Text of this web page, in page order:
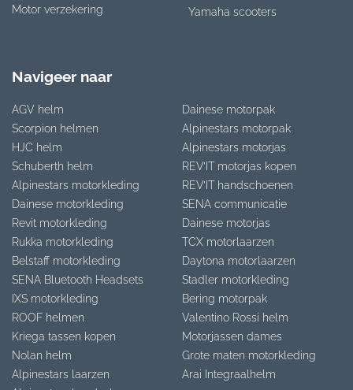
Motor verzekering
Yamaha scooters
Navigeer naar
AGV helm
Scorpion helmen
HJC helm
Schuberth helm
Alpinestars motorkleding
Dainese motorkleding
Revit motorkleding
Rukka motorkleding
Belstaff motorkleding
SENA Bluetooth Headsets
IXS motorkleding
ROOF helmen
Kriega tassen kopen
Nolan helm
Alpinestars laarzen
Dainese motorpak
Alpinestars motorpak
Alpinestars motorjas
REV’IT motorjas kopen
REV’IT handschoenen
SENA communicatie
Dainese motorjas
TCX motorlaarzen
Daytona motorlaarzen
Stadler motorkleding
Bering motorpak
Valentino Rossi helm
Motorjassen dames
Grote maten motorkleding
Arai Integraalhelm